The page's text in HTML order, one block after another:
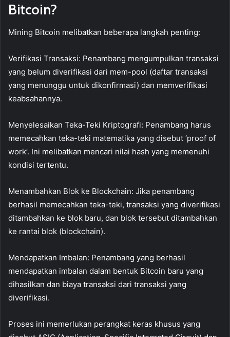
Bitcoin?
Mining Bitcoin melibatkan beberapa langkah penting:
Verifikasi Transaksi: Penambang mengumpulkan transaksi
yang belum diverifikasi dari mem-pool (daftar transaksi
yang menunggu untuk dikonfirmasi) dan memverifikasi
keabsahannya.
Menyelesaikan Teka-Teki Kriptografi: Penambang harus
memecahkan teka-teki matematika yang disebut ‘proof of
work’. Ini melibatkan mencari nilai hash yang memenuhi
kondisi tertentu.
Menambahkan Blok ke Blockchain: Jika penambang
berhasil memecahkan teka-teki, transaksi yang diverifikasi
ditambahkan ke blok baru, dan blok tersebut ditambahkan
ke rantai blok (blockchain).
Mendapatkan Imbalan: Penambang yang berhasil
mendapatkan imbalan dalam bentuk Bitcoin baru yang
dihasilkan dan biaya transaksi dari transaksi yang
diverifikasi.
Proses ini memerlukan perangkat keras khusus yang